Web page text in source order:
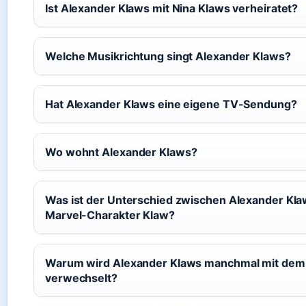
Ist Alexander Klaws mit Nina Klaws verheiratet?
Welche Musikrichtung singt Alexander Klaws?
Hat Alexander Klaws eine eigene TV-Sendung?
Wo wohnt Alexander Klaws?
Was ist der Unterschied zwischen Alexander
Marvel-Charakter Klaw?
Warum wird Alexander Klaws manchmal mit
verwechselt?